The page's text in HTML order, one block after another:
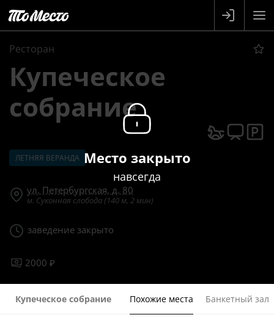
Ресторан
Купеческое
собрание
ЛЕТНЯЯ ВЕРАНДА
ул. Петербургская, д. 80
м. Суконная слобода (140 м, 2 мин)
заведение закрыто
2000 ₽
Место закрыто
навсегда
Купеческое собрание Похожие места Банкетный зал